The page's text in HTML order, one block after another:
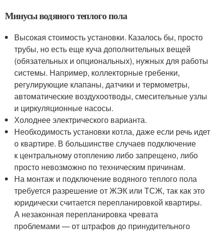
Минусы водяного теплого пола
Высокая стоимость установки. Казалось бы, просто
трубы, но есть еще куча дополнительных вещей
(обязательных и опциональных), нужных для работы
системы. Например, коллекторные гребенки,
регулирующие клапаны, датчики и термометры,
автоматические воздухоотводы, смесительные узлы
и циркуляционные насосы.
Холоднее электрического варианта.
Необходимость установки котла, даже если речь идет
о квартире. В большинстве случаев подключение
к центральному отоплению либо запрещено, либо
просто невозможно по техническим причинам.
На монтаж и подключение водяного теплого пола
требуется разрешение от ЖЭК или ТСЖ, так как это
юридически считается перепланировкой квартиры.
А незаконная перепланировка чревата
проблемами — от штрафов до принудительного